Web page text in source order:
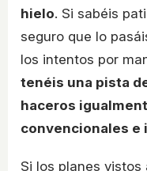
hielo. Si sabéis
seguro que lo
los intentos por
tenéis una pista
haceros
convencionales e
Si los planes